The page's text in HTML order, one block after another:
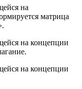
на
матрица
на концепции
на концепции